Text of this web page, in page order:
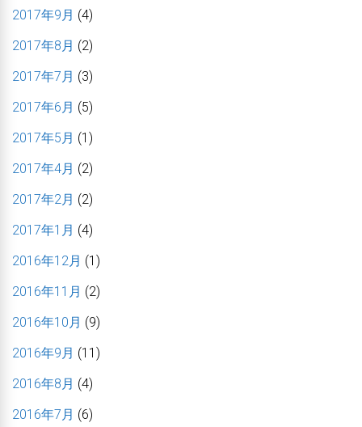
2017年9月 (4)
2017年8月 (2)
2017年7月 (3)
2017年6月 (5)
2017年5月 (1)
2017年4月 (2)
2017年2月 (2)
2017年1月 (4)
2016年12月 (1)
2016年11月 (2)
2016年10月 (9)
2016年9月 (11)
2016年8月 (4)
2016年7月 (6)